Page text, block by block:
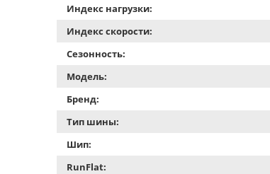
Индекс нагрузки:
Индекс скорости:
Сезонность:
Модель:
Бренд:
Тип шины:
Шип:
RunFlat: